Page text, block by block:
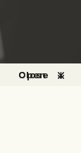
Open
Close